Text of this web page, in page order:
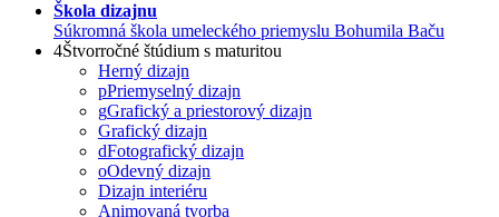
Škola dizajnu
Súkromná škola umeleckého priemyslu Bohumila Baču
4Štvorročné štúdium s maturitou
Herný dizajn
pPriemyselný dizajn
gGrafický a priestorový dizajn
Grafický dizajn
dFotografický dizajn
oOdevný dizajn
Dizajn interiéru
Animovaná tvorba